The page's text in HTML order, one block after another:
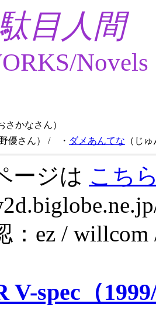
目人間
Novels
さかなさん）
優さん） / ・ ダメあんてな （じ
ージは こち
：ez /
V-spec（